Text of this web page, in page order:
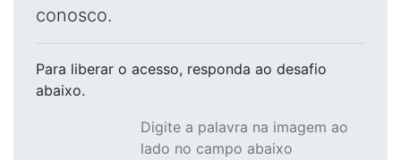
conosco.
Para liberar o acesso, responda ao desafio
abaixo.
Digite a palavra na imagem ao
lado no campo abaixo